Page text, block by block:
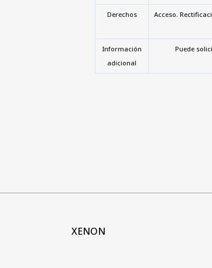
Derechos
Acceso.
Información
adicional
Puede
XENON